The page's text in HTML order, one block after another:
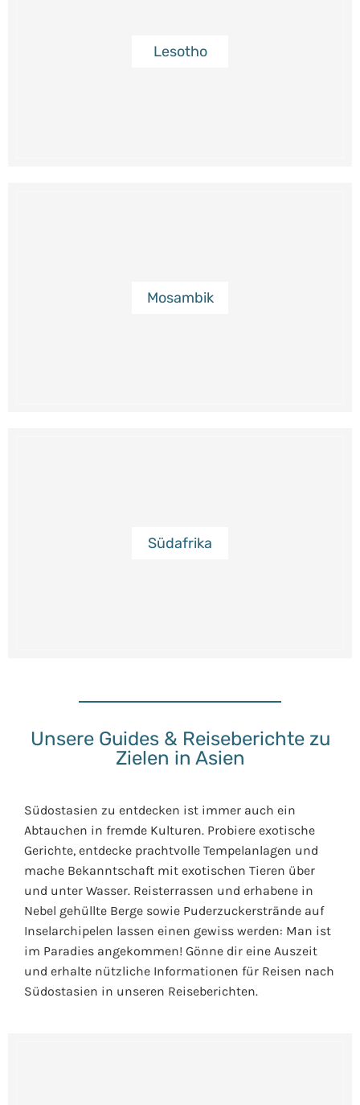
Lesotho
Mosambik
Südafrika
Unsere Guides & Reiseberichte zu
Zielen in Asien
Südostasien zu entdecken ist immer auch ein
Abtauchen in fremde Kulturen. Probiere exotische
Gerichte, entdecke prachtvolle Tempelanlagen und
mache Bekanntschaft mit exotischen Tieren über
und unter Wasser. Reisterrassen und erhabene in
Nebel gehüllte Berge sowie Puderzuckerstrände auf
Inselarchipelen lassen einen gewiss werden: Man ist
im Paradies angekommen! Gönne dir eine Auszeit
und erhalte nützliche Informationen für Reisen nach
Südostasien in unseren Reiseberichten.